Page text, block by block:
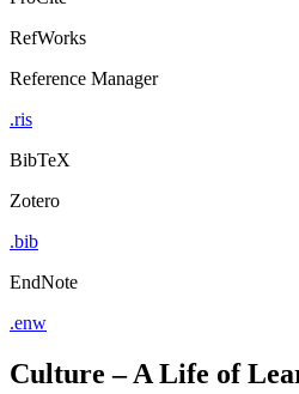
RefWorks
Reference Manager
.ris
BibTeX
Zotero
.bib
EndNote
.enw
Culture – A Life of